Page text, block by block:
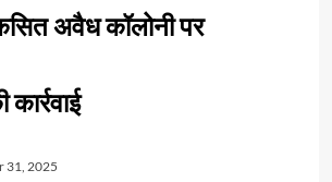
अवैध कॉलोनी पर
31, 2025